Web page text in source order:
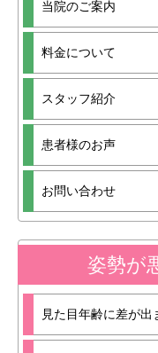
当院のご案内
料金について
スタッフ紹介
患者様のお声
お問い合わせ
姿勢が
見た目年齢に差が出